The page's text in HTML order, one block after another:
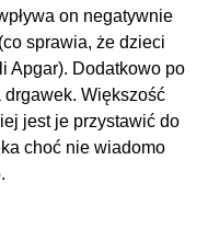
on negatywnie
sprawia, że dzieci
Apgar). Dodatkowo po
Większość
jest je przystawić do
choć nie wiadomo